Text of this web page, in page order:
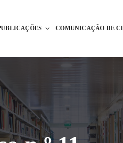
COMUNICAÇÃO DE